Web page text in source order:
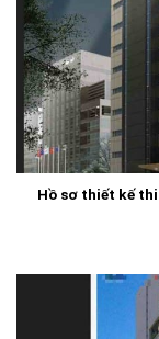
Hồ sơ thiết kế